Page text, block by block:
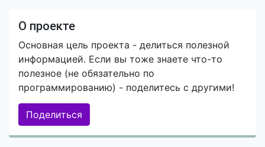
О проекте
Основная цель проекта - делиться полезной
информацией. Если вы тоже знаете что-то
полезное (не обязательно по
программированию) - поделитесь с другими!
Поделиться